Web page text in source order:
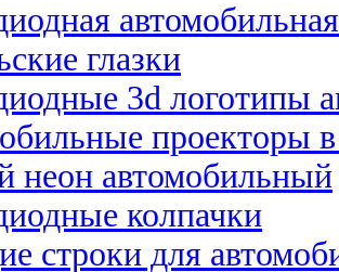
глазки
3d логотипы
проекторы
неон автомобильный
колпачки
строки для